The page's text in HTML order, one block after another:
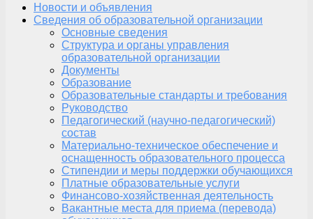
Новости и объявления
Сведения об образовательной организации
Основные сведения
Структура и органы управления
образовательной организации
Документы
Образование
Образовательные стандарты и требования
Руководство
Педагогический (научно-педагогический)
состав
Материально-техническое обеспечение и
оснащенность образовательного процесса
Стипендии и меры поддержки обучающихся
Платные образовательные услуги
Финансово-хозяйственная деятельность
Вакантные места для приема (перевода)